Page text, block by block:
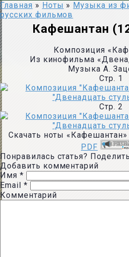
Главная » Ноты » Музыка из
русских фильмов
Кафешантан
Композиция
Из кинофильма
Музыка А.
Стр. 1
Стр. 2
Скачать ноты
PDF
Понравилась статья?
Добавить комментарий
Имя *
Email *
Комментарий